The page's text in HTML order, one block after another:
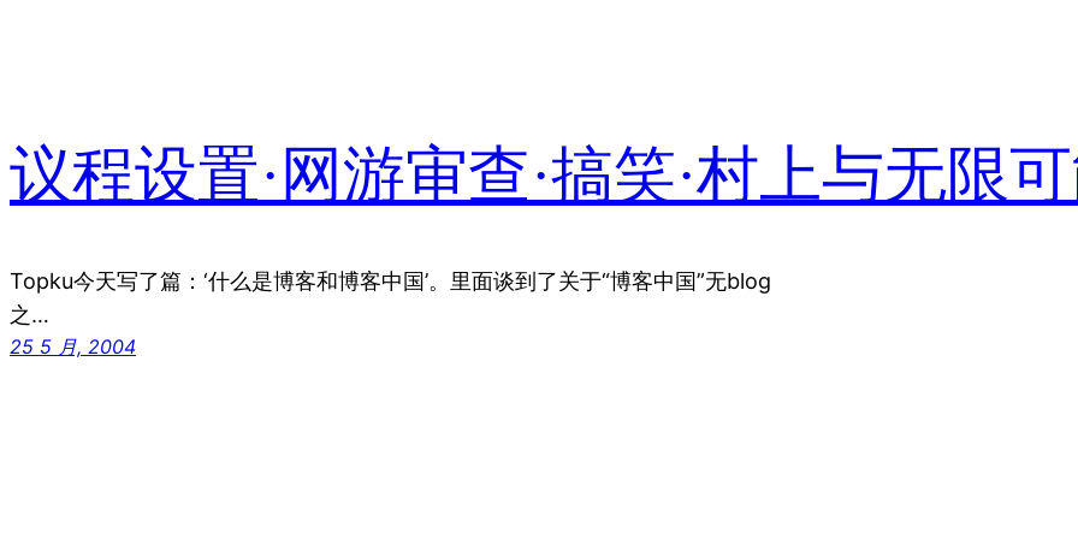
议程设置·网游审查·搞笑·村上与无限
Topku今天写了篇：‘什么是博客和博客中国’。里面谈到了关于“博客中国”无blog
之…
25 5 月, 2004